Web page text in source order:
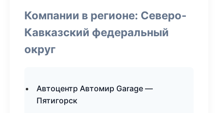
Компании в регионе: Северо-
Кавказский федеральный
округ
Автоцентр Автомир Garage —
Пятигорск